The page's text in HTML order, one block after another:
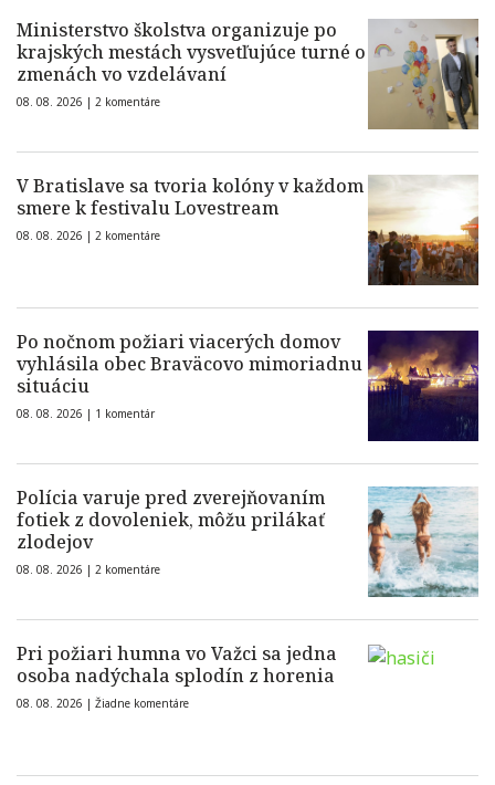
Ministerstvo školstva organizuje po
krajských mestách vysvetľujúce turné o
zmenách vo vzdelávaní
08. 08. 2026 | 2 komentáre
V Bratislave sa tvoria kolóny v každom
smere k festivalu Lovestream
08. 08. 2026 | 2 komentáre
Po nočnom požiari viacerých domov
vyhlásila obec Braväcovo mimoriadnu
situáciu
08. 08. 2026 | 1 komentár
Polícia varuje pred zverejňovaním
fotiek z dovoleniek, môžu prilákať
zlodejov
08. 08. 2026 | 2 komentáre
Pri požiari humna vo Važci sa jedna
osoba nadýchala splodín z horenia
08. 08. 2026 | Žiadne komentáre